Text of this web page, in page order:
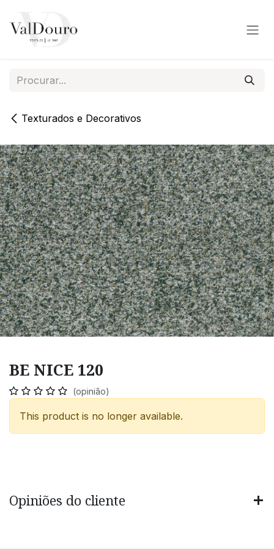
Texturados e Decorativos
BE NICE 120
(opinião)
This product is no longer available.
Opiniões do cliente